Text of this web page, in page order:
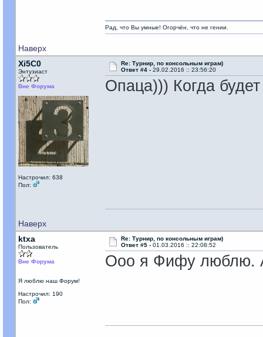
Наверх
Рад, что Вы умные! Огорчён, что не гении.
Xi5C0
Энтузиаст
Вне Форума
Настрочил: 638
Пол:
Re: Турнир, по консольным играм)
Ответ #4 - 29.02.2016 :: 23:56:20
Опаца))) Когда
Наверх
ktxa
Пользователь
Вне Форума
Я люблю наш Форум!
Настрочил: 190
Пол:
Re: Турнир, по консольным играм)
Ответ #5 - 01.03.2016 :: 22:08:52
Ооо я Фифу люблю.